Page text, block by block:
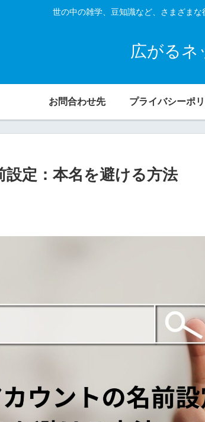
世の中の雑学、豆知識など、さまざまな
広がるネ
お問合わせ先
定：本名を避ける方法